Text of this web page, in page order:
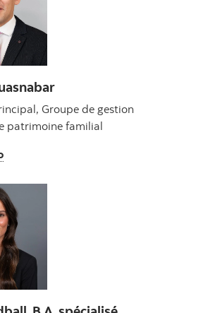
Groupe de gestion
patrimoine familial
Voir Alfredo